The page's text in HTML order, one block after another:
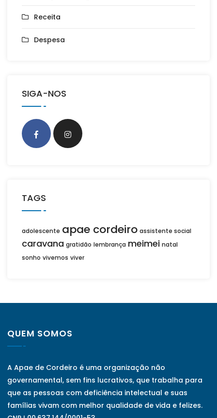
Receita
Despesa
SIGA-NOS
TAGS
adolescente apae cordeiro assistente social
caravana gratidão lembrança meimei natal
sonho vivemos viver
QUEM SOMOS
A Apae de Cordeiro é uma organização não
governamental, sem fins lucrativos, que trabalha para
que as pessoas com deficiência intelectual e suas
famílias vivam com melhor qualidade de vida e felizes.